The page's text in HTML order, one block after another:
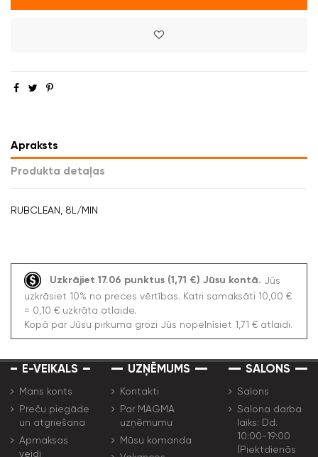
Apraksts
Produkta detaļas
RUBCLEAN, 8L/MIN
Uzkrājiet 17.06 punktus (1,71 €) Jūsu kontā.
Jūs
uzkrāsiet 10% no preces vērtības. Katri samaksāti 10,00 €
= 0,10 € uzkrāta atlaide.
Kopā par Jūsu pirkuma grozi Jūs nopelnīsiet 1,71 € atlaidi.
E-VEIKALS
Mans konts
Preču piegāde
un atgriešana
Apmaksas
veidi
UZŅĒMUMS
Kontakti
Par MAGMA
uzņēmumu
Mūsu komanda
SALONS
Salons
Salona darba
laiks: Dd.
10:00-19:00
(Piektdienās